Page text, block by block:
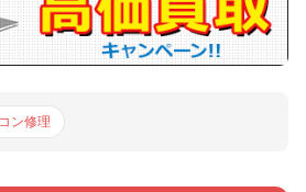
ン修理